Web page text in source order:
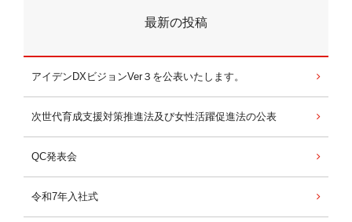
最新の投稿
アイデンDXビジョンVer３を公表いたします。
次世代育成支援対策推進法及び女性活躍促進法の公表
QC発表会
令和7年入社式